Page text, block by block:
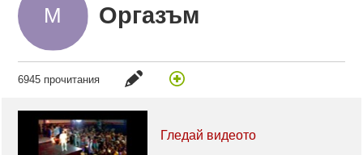
Оргазъм
6945 прочитания
Гледай видеото